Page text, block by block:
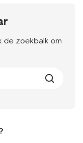
de zoekbalk om